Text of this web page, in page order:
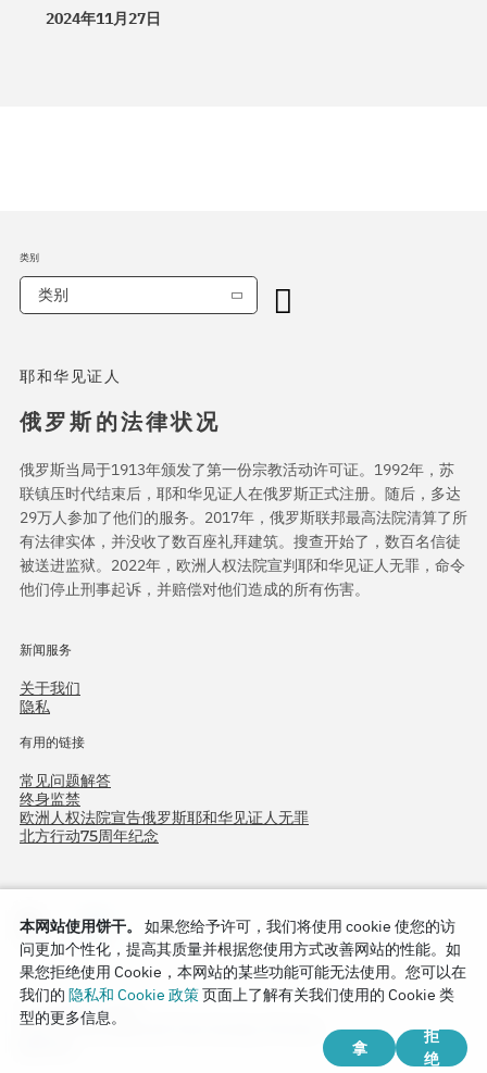
2024年11月27日
耶和华见证人
俄罗斯的法律状况
俄罗斯当局于1913年颁发了第一份宗教活动许可证。1992年，苏
联镇压时代结束后，耶和华见证人在俄罗斯正式注册。随后，多达
29万人参加了他们的服务。2017年，俄罗斯联邦最高法院清算了所
有法律实体，并没收了数百座礼拜建筑。搜查开始了，数百名信徒
被送进监狱。2022年，欧洲人权法院宣判耶和华见证人无罪，命令
他们停止刑事起诉，并赔偿对他们造成的所有伤害。
新闻服务
关于我们
隐私
有用的链接
常见问题解答
终身监禁
欧洲人权法院宣告俄罗斯耶和华见证人无罪
北方行动75周年纪念
类别
类别
Copyright © 2026
Watch Tower Bible and Tract Society of Korea.
本网站使用饼干。
如果您给予许可，我们将使用 cookie 使您的访
问更加个性化，提高其质量并根据您使用方式改善网站的性能。如
果您拒绝使用 Cookie，本网站的某些功能可能无法使用。您可以在
我们的 隐私和 Cookie 政策页面上了解有关我们使用的 Cookie 类
型的更多信息。
拿
拒
绝